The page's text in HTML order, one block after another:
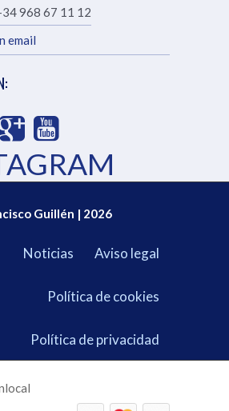
968 67 11 12
email
Guillén | 2026
Aviso legal
Noticias
Política de cookies
Política de privacidad